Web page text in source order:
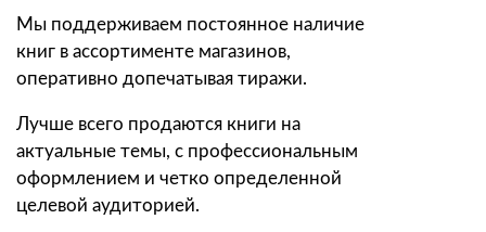
Мы поддерживаем постоянное наличие
книг в ассортименте магазинов,
оперативно допечатывая тиражи.
Лучше всего продаются книги на
актуальные темы, с профессиональным
оформлением и четко определенной
целевой аудиторией.